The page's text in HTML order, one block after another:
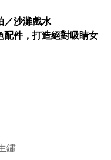
／沙灘戲水
配件，打造絕對吸睛女
鏽